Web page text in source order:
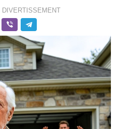
DIVERTISSEMENT